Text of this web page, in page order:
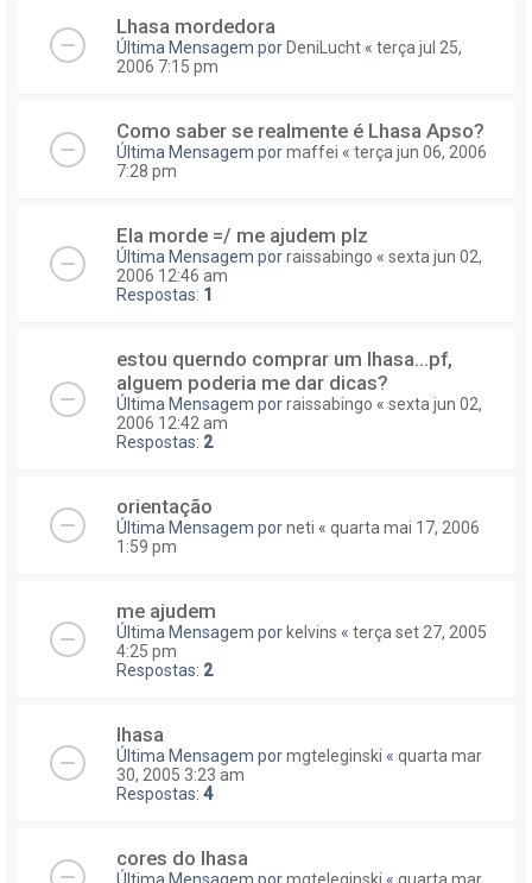
Lhasa mordedora
Última Mensagem por DeniLucht « terça jul 25,
2006 7:15 pm
Como saber se realmente é Lhasa Apso?
Última Mensagem pormaffei « terça jun 06, 2006
7:28 pm
Ela morde =/ me ajudem plz
Última Mensagem porraissabingo « sexta jun 02,
2006 12:46 am
Respostas: 1
estou querndo comprar um lhasa...pf,
alguem poderia me dar dicas?
Última Mensagem porraissabingo « sexta jun 02,
2006 12:42 am
Respostas: 2
orientação
Última Mensagem porneti « quarta mai 17, 2006
1:59 pm
me ajudem
Última Mensagem por kelvins « terça set 27, 2005
4:25 pm
Respostas: 2
lhasa
Última Mensagem pormgteleginski « quarta mar
30, 2005 3:23 am
Respostas: 4
cores do lhasa
Última Mensagem pormgteleginski « quarta mar